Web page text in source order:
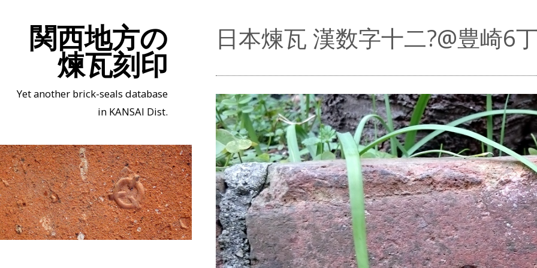
関西地方の
煉瓦刻印
Yet another brick-seals database
in KANSAI Dist.
日本煉瓦 漢数字十二?@豊崎6